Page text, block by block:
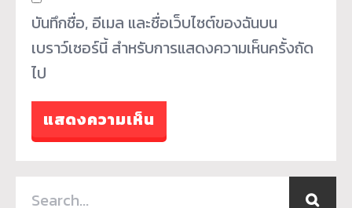
บันทึกชื่อ, อีเมล และชื่อเว็บไซต์ของฉันบน
เบราว์เซอร์นี้ สำหรับการแสดงความเห็นครั้งถัด
ไป